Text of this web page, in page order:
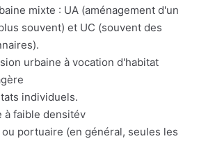
mixte : UA (aménagement d'un
souvent) et UC (souvent des
urbaine à vocation d'habitat
individuels.
à faible densitév
portuaire (en général, seules les